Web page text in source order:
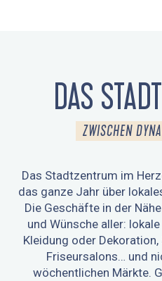
DAS
ZWISCHEN
Das Stadtzentrum im
das ganze Jahr über
Die Geschäfte in der
und Wünsche aller:
Kleidung oder
Friseursalons… und
wöchentlichen Märkte.